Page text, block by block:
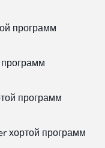
программ
программ
хортой программ